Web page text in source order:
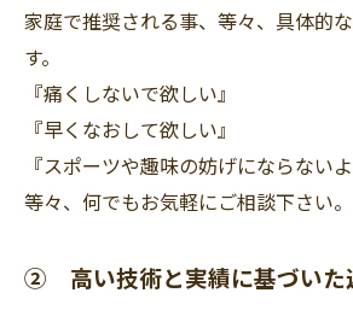
家庭で推奨される事、等々、具体的
す。
『痛くしないで欲しい』
『早くなおして欲しい』
『スポーツや趣味の妨げにならない
等々、何でもお気軽にご相談下さい。
② 高い技術と実績に基づいた